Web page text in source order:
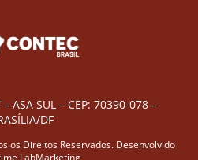
ASA SUL – CEP: 70390-078 –
DF
os Direitos Reservados. Desenvolvido
LabMarketing